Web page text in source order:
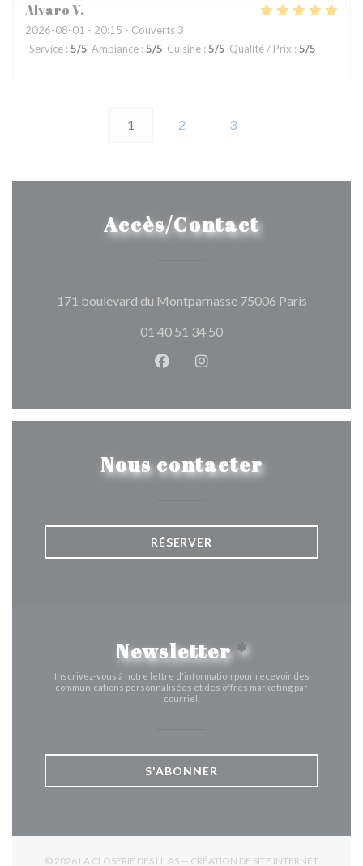
AlvaroV
2026-08-01 - 20:15 - Couverts 3
Service : 5/5 Ambiance : 5/5 Cuisine : 5/5 Qualité / Prix : 5/5
1 2 3
Accès/Contact
171 boulevard du Montparnasse 75006 Paris((ouvre
01 40 51 34 50
Facebook ((ouvre une
Instagram ((ouvre une
Nous contacter
RÉSERVER
Newsletter*
Inscrivez-vous à notre lettre d'information pour recevoir des
communications personnalisées et des offres marketing par
courriel.
S'ABONNER
© 2026 LA CLOSERIE DES LILAS — CRÉATION DE SITE INTERNET